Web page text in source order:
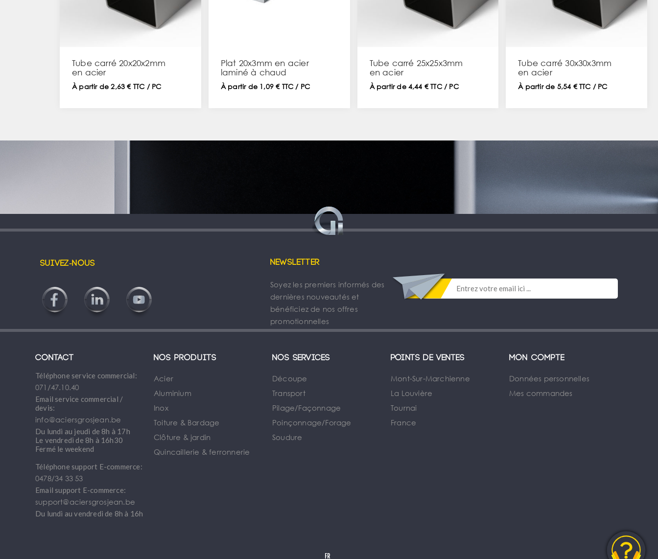
Tube carré 20x20x2mm
en acier
À partir de 2,63 € TTC / PC
Plat 20x3mm en acier
laminé à chaud
À partir de 1,09 € TTC / PC
Tube carré 25x25x3mm
en acier
À partir de 4,44 € TTC / PC
Tube carré 30x30x3mm
en acier
À partir de 5,54 € TTC / PC
Suivez-nous Newsletter
Soyez les premiers informés des
dernières nouveautés et
bénéficiez de nos offres
promotionnelles
Contact
Téléphone service commercial:
071/47.10.40
Email service commercial /
devis:
info@aciersgrosjean.be
Du lundi au jeudi de 8h à 17h
Le vendredi de 8h à 16h30
Fermé le weekend
Téléphone support E-commerce:
0478/34 33 53
Email support E-commerce:
support@aciersgrosjean.be
Du lundi au vendredi de 8h à 16h
Nos produits
Acier
Aluminium
Inox
Toiture & Bardage
Clôture & jardin
Quincaillerie & ferronnerie
Nos services
Découpe
Transport
Pilage/Façonnage
Poinçonnage/Forage
Soudure
Points de ventes
Mont-Sur-Marchienne
La Louvière
Tournai
France
Mon compte
Données personnelles
Mes commandes